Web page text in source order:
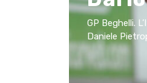
GP Beghelli.
Daniele